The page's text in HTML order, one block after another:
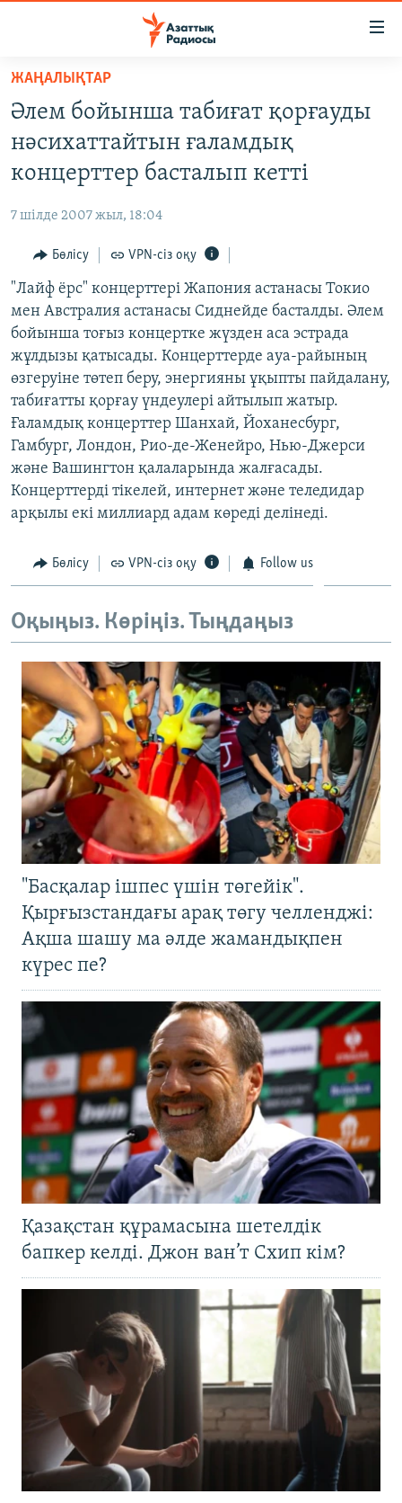
Skip
main
content
to
main
Search
ЖАҢАЛЫҚТАР
АДАМ ҚҰҚЫҚТАРЫ
ӘЛЕУМЕТ
ӘЛЕМ
АРНАЙЫ ЖОБАЛАР
Русский
ЖАЗЫЛЫҢЫЗ
Басқа тілдерде
ЖАҢАЛЫҚТАР
Әлем бойынша табиғат қорғауды
нәсихаттайтын ғаламдық
концерттер басталып кетті
7 шілде 2007 жыл, 18:04
Бөлісу VPN-сіз оқу
"Лайф ёрс" концерттері Жапония астанасы Токио
мен Австралия астанасы Сиднейде басталды. Әлем
бойынша тоғыз концертке жүзден аса эстрада
жұлдызы қатысады. Концерттерде ауа-райының
өзгеруіне төтеп беру, энергияны ұқыпты пайдалану,
табиғатты қорғау үндеулері айтылып жатыр.
Ғаламдық концерттер Шанхай, Йоханесбург,
Гамбург, Лондон, Рио-де-Женейро, Нью-Джерси
және Вашингтон қалаларында жалғасады.
Концерттерді тікелей, интернет және теледидар
арқылы екі миллиард адам көреді делінеді.
Бөлісу VPN-сіз оқу Follow us
Оқыңыз. Көріңіз. Тыңдаңыз
"Басқалар ішпес үшін төгейік".
Қырғызстандағы арақ төгу челленджі:
Ақша шашу ма әлде жамандықпен
күрес пе?
Қазақстан құрамасына шетелдік
бапкер келді. Джон ван’т Схип кім?